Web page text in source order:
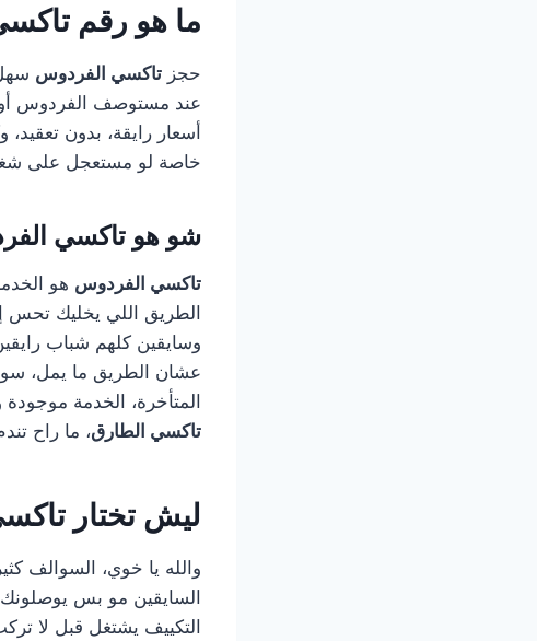
ما هو رقم
حجز تاكسي الفردوس
أسعار رايقة، بدون
خاصة لو مستعجل على
شو هو تاكسي
تاكسي الفردوس هو
الطريق اللي يخليك تحس
وسايقين كلهم شباب
عشان الطريق ما يمل،
المتأخرة، الخدمة
تاكسي الطارق، ما راح
ليش تختار
والله يا خوي، السوالف
السايقين مو بس
التكييف يشتغل قبل لا